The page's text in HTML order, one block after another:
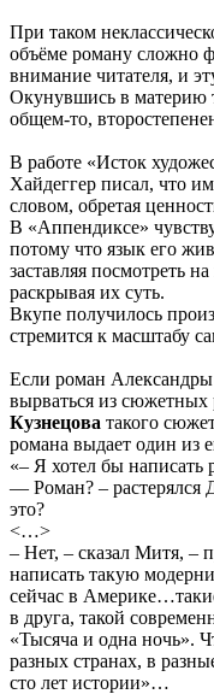
При таком
объёме роману сложно
внимание читателя, и
Окунувшись в материю
общем-то,
В работе «Исток
Хайдеггер писал, что
словом, обретая
В «Аппендиксе»
потому что язык его
заставляя посмотреть
раскрывая их суть.
Вкупе получилось
стремится к масштабу
Если роман Александры
вырваться из сюжетных
Кузнецова такого
романа выдает один из
«– Я хотел бы написать
— Роман? – растерялся
это?
<…>
– Нет, – сказал Митя, –
написать такую
сейчас в
в друга, такой
«Тысяча и одна ночь».
разных странах, в
сто лет истории»…